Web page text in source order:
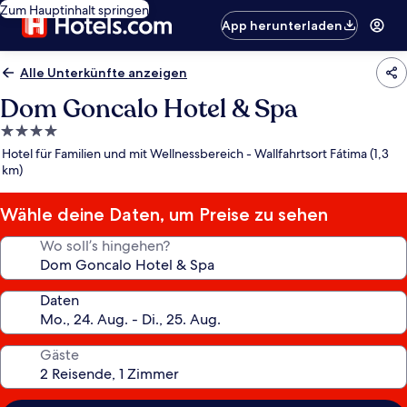
Zum Hauptinhalt springen
App herunterladen
Alle Unterkünfte anzeigen
Dom Goncalo Hotel & Spa
4.0-
Sterne-
Unterkunft
Hotel für Familien und mit Wellnessbereich - Wallfahrtsort Fátima (1,3
km)
Wähle deine Daten, um Preise zu sehen
Wo soll’s hingehen?
Daten
Gäste